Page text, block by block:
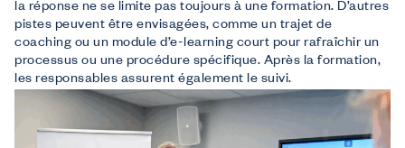
la réponse ne se limite pas toujours à une formation. D’autres
pistes peuvent être envisagées, comme un trajet de
coaching ou un module d’e-learning court pour rafraîchir un
processus ou une procédure spécifique. Après la formation,
les responsables assurent également le suivi.